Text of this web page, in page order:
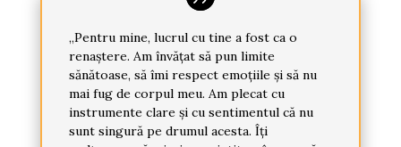
„Pentru mine, lucrul cu tine a fost ca o
renaștere. Am învățat să pun limite
sănătoase, să îmi respect emoțiile și să nu
mai fug de corpul meu. Am plecat cu
instrumente clare și cu sentimentul că nu
sunt singură pe drumul acesta. Îți